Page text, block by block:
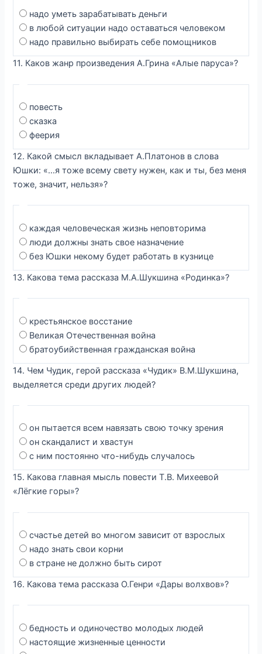
надо уметь зарабатывать деньги
в любой ситуации надо оставаться человеком
надо правильно выбирать себе помощников
11. Каков жанр произведения А.Грина «Алые паруса»?
повесть
сказка
феерия
12. Какой смысл вкладывает А.Платонов в слова
Юшки: «…я тоже всему свету нужен, как и ты, без меня
тоже, значит, нельзя»?
каждая человеческая жизнь неповторима
люди должны знать свое назначение
без Юшки некому будет работать в кузнице
13. Какова тема рассказа М.А.Шукшина «Родинка»?
крестьянское восстание
Великая Отечественная война
братоубийственная гражданская война
14. Чем Чудик, герой рассказа «Чудик» В.М.Шукшина,
выделяется среди других людей?
он пытается всем навязать свою точку зрения
он скандалист и хвастун
с ним постоянно что-нибудь случалось
15. Какова главная мысль повести Т.В. Михеевой
«Лёгкие горы»?
счастье детей во многом зависит от взрослых
надо знать свои корни
в стране не должно быть сирот
16. Какова тема рассказа О.Генри «Дары волхвов»?
бедность и одиночество молодых людей
настоящие жизненные ценности